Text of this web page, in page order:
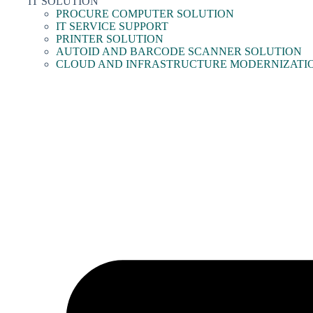
PROCURE COMPUTER SOLUTION
IT SERVICE SUPPORT
PRINTER SOLUTION
AUTOID AND BARCODE SCANNER SOLUTION
CLOUD AND INFRASTRUCTURE